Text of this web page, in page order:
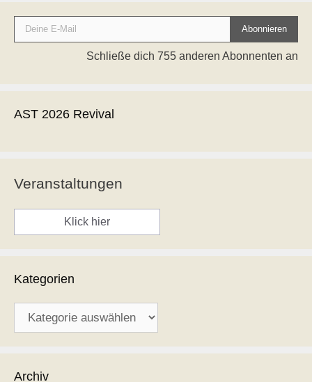
Deine E-Mail
Abonnieren
Schließe dich 755 anderen Abonnenten an
AST 2026 Revival
Veranstaltungen
Klick hier
Kategorien
Archiv